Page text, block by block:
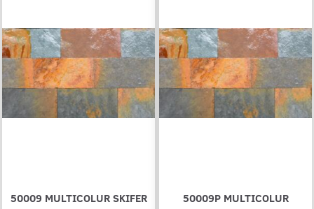
50009 MULTICOLUR SKIFER
50009P MULTICOLUR